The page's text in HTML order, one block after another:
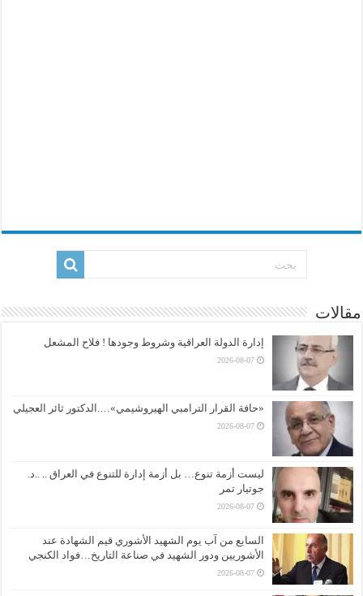
مقالات
إدارة الدولة العراقية وشروط وجودها ! فلاح المشعل
2026-08-07
«حافة القرار الترامبي الهيروشيمي»….الدكتور ثائر العجيلي
2026-08-07
ليست أزمة تنوع… بل أزمة إدارة للتنوع في العراق .. ..د.
جوتيار تمر
2026-08-07
السابع من آب يوم الشهيد الأشوري قيم الشهادة عند
الأشوريين ودور الشهيد في صناعة التاريخ…فواد الكنجي
2026-08-07